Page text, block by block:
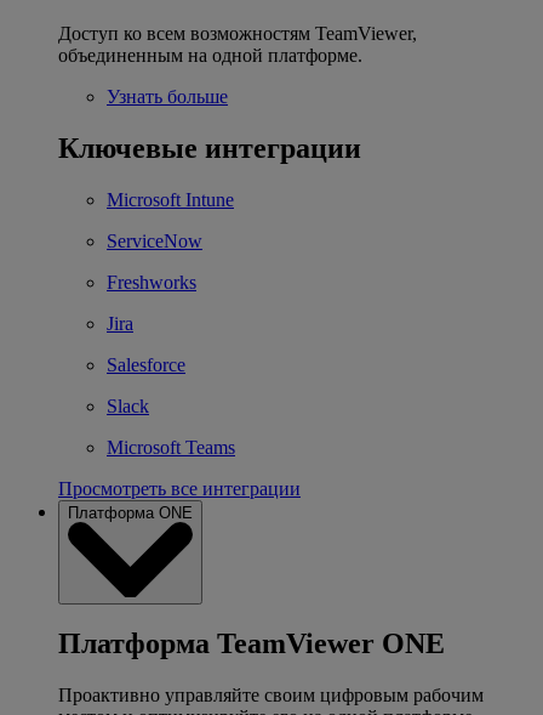
Доступ ко всем возможностям TeamViewer,
объединенным на одной платформе.
Узнать больше
Ключевые интеграции
Microsoft Intune
ServiceNow
Freshworks
Jira
Salesforce
Slack
Microsoft Teams
Просмотреть все интеграции
Платформа ONE
Платформа TeamViewer ONE
Проактивно управляйте своим цифровым рабочим